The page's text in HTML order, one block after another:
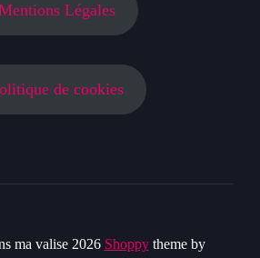
Légales
de cookies
ma valise 2026 Shoppytheme by